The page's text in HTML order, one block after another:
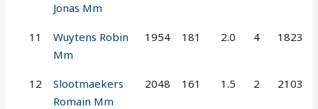
Jonas Mm
11
Wuytens Robin
Mm
1954 181 2.0 4 1823
12
Slootmaekers
Romain Mm
2048 161 1.5 2 2103